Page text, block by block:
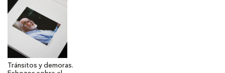
Tránsitos y demoras.